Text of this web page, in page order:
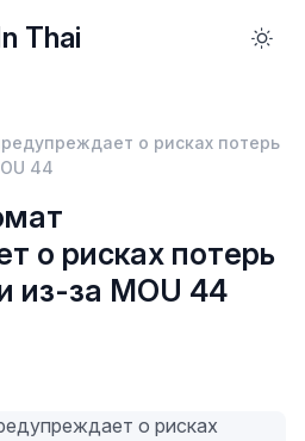
Thai
о рисках потерь
44
о рисках потерь
из-за MOU 44